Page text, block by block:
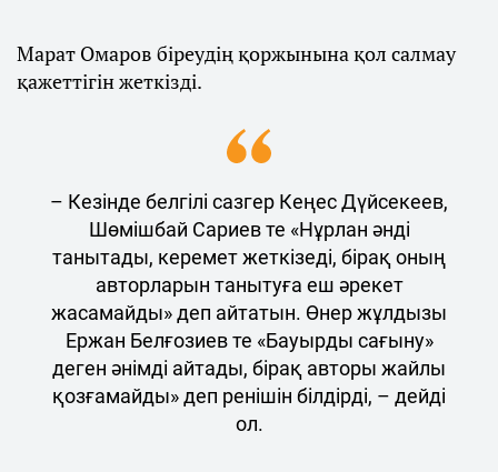
Марат Омаров біреудің қоржынына қол салмау
қажеттігін жеткізді.
– Кезінде белгілі сазгер Кеңес Дүйсекеев,
Шөмішбай Сариев те «Нұрлан әнді
танытады, керемет жеткізеді, бірақ оның
авторларын танытуға еш әрекет
жасамайды» деп айтатын. Өнер жұлдызы
Ержан Белғозиев те «Бауырды сағыну»
деген әнімді айтады, бірақ авторы жайлы
қозғамайды» деп ренішін білдірді, – дейді
ол.